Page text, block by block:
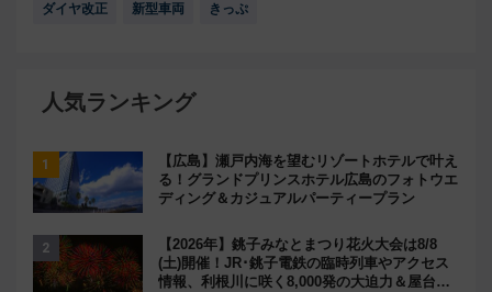
ダイヤ改正 新型車両 きっぷ
人気ランキング
【広島】瀬戸内海を望むリゾートホテルで叶え
る！グランドプリンスホテル広島のフォトウエ
ディング＆カジュアルパーティープラン
【2026年】銚子みなとまつり花火大会は8/8
(土)開催！JR･銚子電鉄の臨時列車やアクセス
情報、利根川に咲く8,000発の大迫力＆屋台を